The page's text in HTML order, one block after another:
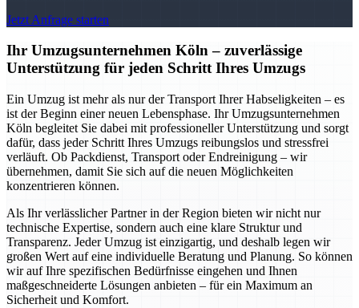
Jetzt Anfrage starten
Ihr Umzugsunternehmen Köln – zuverlässige
Unterstützung für jeden Schritt Ihres Umzugs
Ein Umzug ist mehr als nur der Transport Ihrer Habseligkeiten – es
ist der Beginn einer neuen Lebensphase. Ihr Umzugsunternehmen
Köln begleitet Sie dabei mit professioneller Unterstützung und sorgt
dafür, dass jeder Schritt Ihres Umzugs reibungslos und stressfrei
verläuft. Ob Packdienst, Transport oder Endreinigung – wir
übernehmen, damit Sie sich auf die neuen Möglichkeiten
konzentrieren können.
Als Ihr verlässlicher Partner in der Region bieten wir nicht nur
technische Expertise, sondern auch eine klare Struktur und
Transparenz. Jeder Umzug ist einzigartig, und deshalb legen wir
großen Wert auf eine individuelle Beratung und Planung. So können
wir auf Ihre spezifischen Bedürfnisse eingehen und Ihnen
maßgeschneiderte Lösungen anbieten – für ein Maximum an
Sicherheit und Komfort.